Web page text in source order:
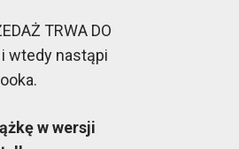
TRWA DO
wtedy nastąpi
w wersji